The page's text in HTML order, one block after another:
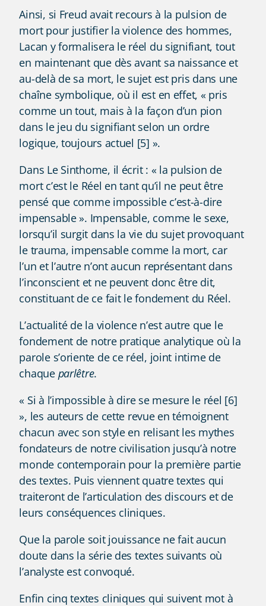
Ainsi, si Freud avait recours à la pulsion de
mort pour justifier la violence des hommes,
Lacan y formalisera le réel du signifiant, tout
en maintenant que dès avant sa naissance et
au-delà de sa mort, le sujet est pris dans une
chaîne symbolique, où il est en effet, « pris
comme un tout, mais à la façon d’un pion
dans le jeu du signifiant selon un ordre
logique, toujours actuel [5] ».
Dans Le Sinthome, il écrit : « la pulsion de
mort c’est le Réel en tant qu’il ne peut être
pensé que comme impossible c’est-à-dire
impensable ». Impensable, comme le sexe,
lorsqu’il surgit dans la vie du sujet provoquant
le trauma, impensable comme la mort, car
l’un et l’autre n’ont aucun représentant dans
l’inconscient et ne peuvent donc être dit,
constituant de ce fait le fondement du Réel.
L’actualité de la violence n’est autre que le
fondement de notre pratique analytique où la
parole s’oriente de ce réel, joint intime de
chaque parlêtre.
« Si à l’impossible à dire se mesure le réel [6]
», les auteurs de cette revue en témoignent
chacun avec son style en relisant les mythes
fondateurs de notre civilisation jusqu’à notre
monde contemporain pour la première partie
des textes. Puis viennent quatre textes qui
traiteront de l’articulation des discours et de
leurs conséquences cliniques.
Que la parole soit jouissance ne fait aucun
doute dans la série des textes suivants où
l’analyste est convoqué.
Enfin cinq textes cliniques qui suivent mot à